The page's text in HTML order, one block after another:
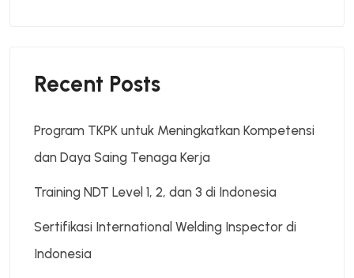
Recent Posts
Program TKPK untuk Meningkatkan Kompetensi
dan Daya Saing Tenaga Kerja
Training NDT Level 1, 2, dan 3 di Indonesia
Sertifikasi International Welding Inspector di
Indonesia